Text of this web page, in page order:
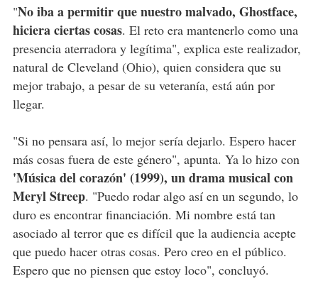
"No iba a permitir que nuestro malvado, Ghostface,
hiciera ciertas cosas. El reto era mantenerlo como una
presencia aterradora y legítima", explica este realizador,
natural de Cleveland (Ohio), quien considera que su
mejor trabajo, a pesar de su veteranía, está aún por
llegar.
"Si no pensara así, lo mejor sería dejarlo. Espero hacer
más cosas fuera de este género", apunta. Ya lo hizo con
'Música del corazón' (1999), un drama musical con
Meryl Streep. "Puedo rodar algo así en un segundo, lo
duro es encontrar financiación. Mi nombre está tan
asociado al terror que es difícil que la audiencia acepte
que puedo hacer otras cosas. Pero creo en el público.
Espero que no piensen que estoy loco", concluyó.